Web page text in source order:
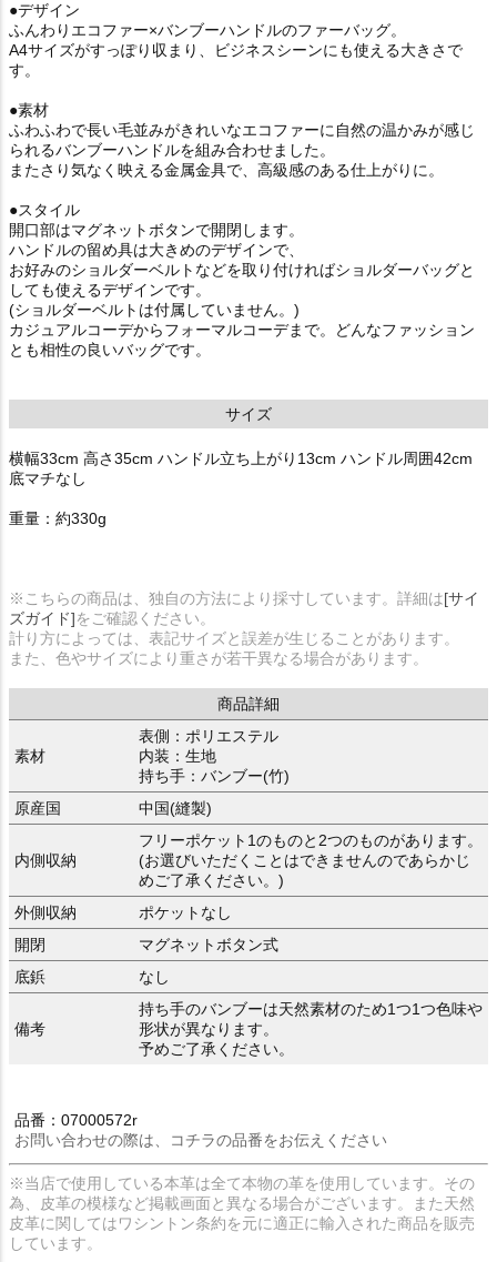
●デザイン
ふんわりエコファー×バンブーハンドルのファーバッグ。
A4サイズがすっぽり収まり、ビジネスシーンにも使える大きさで
す。
●素材
ふわふわで長い毛並みがきれいなエコファーに自然の温かみが感じ
られるバンブーハンドルを組み合わせました。
またさり気なく映える金属金具で、高級感のある仕上がりに。
●スタイル
開口部はマグネットボタンで開閉します。
ハンドルの留め具は大きめのデザインで、
お好みのショルダーベルトなどを取り付ければショルダーバッグと
しても使えるデザインです。
(ショルダーベルトは付属していません。)
カジュアルコーデからフォーマルコーデまで。どんなファッション
とも相性の良いバッグです。
サイズ
横幅33cm 高さ35cm ハンドル立ち上がり13cm ハンドル周囲42cm
底マチなし
重量：約330g
※こちらの商品は、独自の方法により採寸しています。詳細は[サイ
ズガイド]をご確認ください。
計り方によっては、表記サイズと誤差が生じることがあります。
また、色やサイズにより重さが若干異なる場合があります。
商品詳細
素材
表側：ポリエステル
内装：生地
持ち手：バンブー(竹)
原産国
中国(縫製)
内側収納
フリーポケット1のものと2つのものがあります。
(お選びいただくことはできませんのであらかじ
めご了承ください。)
外側収納
ポケットなし
開閉
マグネットボタン式
底鋲
なし
備考
持ち手のバンブーは天然素材のため1つ1つ色味や
形状が異なります。
予めご了承ください。
品番：07000572r
お問い合わせの際は、コチラの品番をお伝えください
※当店で使用している本革は全て本物の革を使用しています。その
為、皮革の模様など掲載画面と異なる場合がございます。また天然
皮革に関してはワシントン条約を元に適正に輸入された商品を販売
しています。